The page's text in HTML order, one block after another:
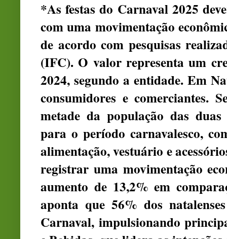
*As festas do Carnaval 2025
com uma movimentação
de acordo com pesquisas
(IFC). O valor representa um
2024, segundo a entidade. Em
consumidores e comerciantes.
metade da população das
para o período carnavalesco,
alimentação, vestuário e
registrar uma movimentação
aumento de 13,2% em
aponta que 56% dos
Carnaval, impulsionando